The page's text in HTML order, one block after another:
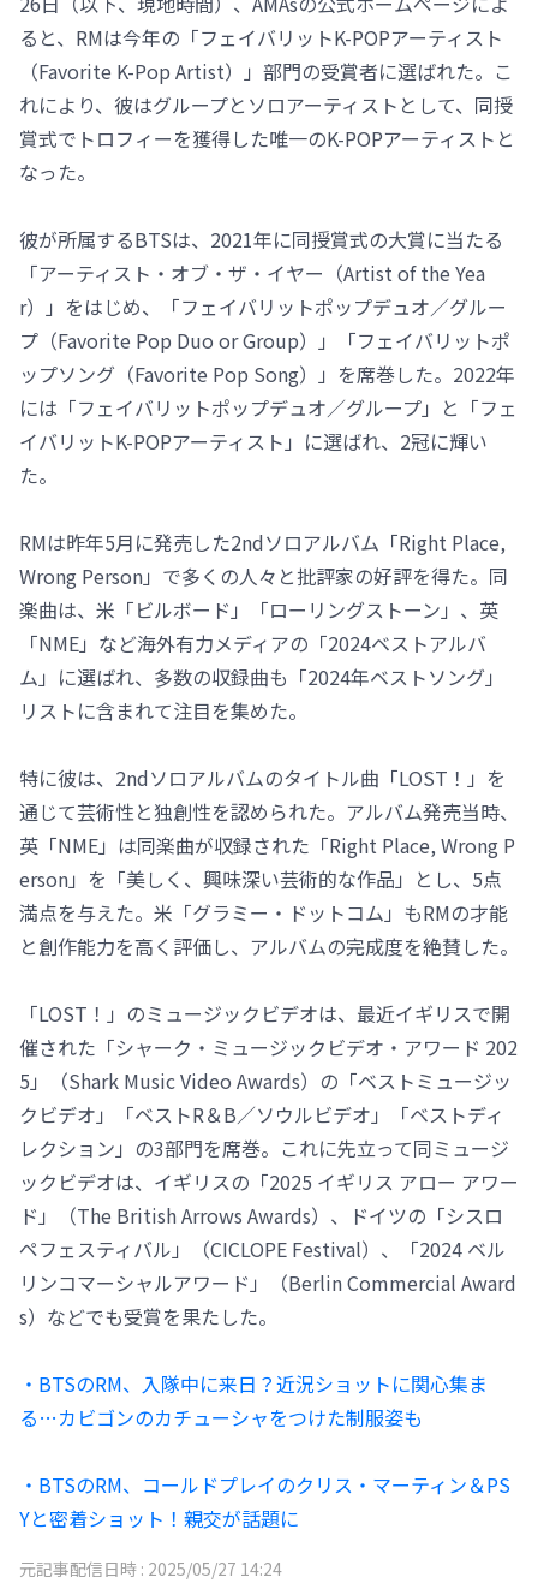
ると、RMは今年の「フェイバリットK-POPアーティスト
（Favorite K-Pop Artist）」部門の受賞者に選ばれた。こ
れにより、彼はグループとソロアーティストとして、同授
賞式でトロフィーを獲得した唯一のK-POPアーティストと
なった。
彼が所属するBTSは、2021年に同授賞式の大賞に当たる
「アーティスト・オブ・ザ・イヤー（Artist of the Yea
r）」をはじめ、「フェイバリットポップデュオ／グルー
プ（Favorite Pop Duo or Group）」「フェイバリットポ
ップソング（Favorite Pop Song）」を席巻した。2022年
には「フェイバリットポップデュオ／グループ」と「フェ
イバリットK-POPアーティスト」に選ばれ、2冠に輝い
た。
RMは昨年5月に発売した2ndソロアルバム「Right Place,
Wrong Person」で多くの人々と批評家の好評を得た。同
楽曲は、米「ビルボード」「ローリングストーン」、英
「NME」など海外有力メディアの「2024ベストアルバ
ム」に選ばれ、多数の収録曲も「2024年ベストソング」
リストに含まれて注目を集めた。
特に彼は、2ndソロアルバムのタイトル曲「LOST！」を
通じて芸術性と独創性を認められた。アルバム発売当時、
英「NME」は同楽曲が収録された「Right Place, Wrong P
erson」を「美しく、興味深い芸術的な作品」とし、5点
満点を与えた。米「グラミー・ドットコム」もRMの才能
と創作能力を高く評価し、アルバムの完成度を絶賛した。
「LOST！」のミュージックビデオは、最近イギリスで開
催された「シャーク・ミュージックビデオ・アワード 202
5」（Shark Music Video Awards）の「ベストミュージッ
クビデオ」「ベストR＆B／ソウルビデオ」「ベストディ
レクション」の3部門を席巻。これに先立って同ミュージ
ックビデオは、イギリスの「2025 イギリス アロー アワー
ド」（The British Arrows Awards）、ドイツの「シスロ
ペフェスティバル」（CICLOPE Festival）、「2024 ベル
リンコマーシャルアワード」（Berlin Commercial Award
s）などでも受賞を果たした。
・BTSのRM、入隊中に来日？近況ショットに関心集ま
る…カビゴンのカチューシャをつけた制服姿も
・BTSのRM、コールドプレイのクリス・マーティン＆PS
Yと密着ショット！親交が話題に
元記事配信日時 : 2025/05/27 14:24